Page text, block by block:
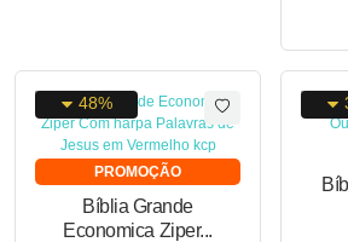
PROMOÇÃO
48%
Bíblia Grande
Economica Ziper...